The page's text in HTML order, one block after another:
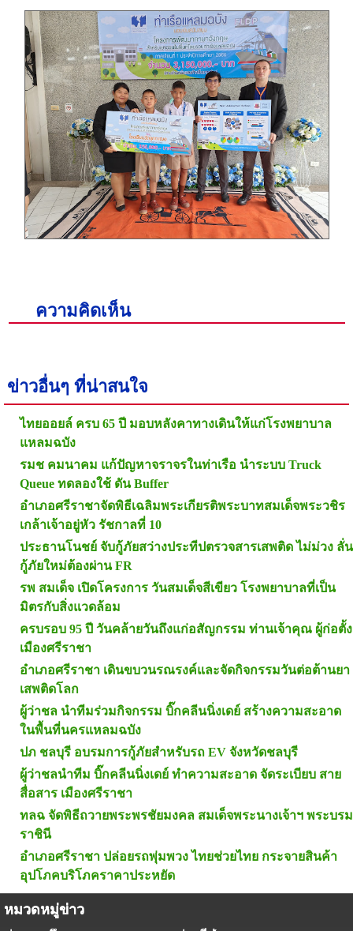
ความคิดเห็น
ข่าวอื่นๆ ที่น่าสนใจ
ไทยออยล์ ครบ 65 ปี มอบหลังคาทางเดินให้แก่โรงพยาบาล
แหลมฉบัง
รมช คมนาคม แก้ปัญหาจราจรในท่าเรือ นำระบบ Truck
Queue ทดลองใช้ ดัน Buffer
อำเภอศรีราชาจัดพิธีเฉลิมพระเกียรติพระบาทสมเด็จพระวชิร
เกล้าเจ้าอยู่หัว รัชกาลที่ 10
ประธานโนชย์ จับกู้ภัยสว่างประทีปตรวจสารเสพติด ไม่ม่วง ลั่น
กู้ภัยใหม่ต้องผ่าน FR
รพ สมเด็จ เปิดโครงการ วันสมเด็จสีเขียว โรงพยาบาลที่เป็น
มิตรกับสิ่งแวดล้อม
ครบรอบ 95 ปี วันคล้ายวันถึงแก่อสัญกรรม ท่านเจ้าคุณ ผู้ก่อตั้ง
เมืองศรีราชา
อำเภอศรีราชา เดินขบวนรณรงค์และจัดกิจกรรมวันต่อต้านยา
เสพติดโลก
ผู้ว่าชล นำทีมร่วมกิจกรรม บิ๊กคลีนนิ่งเดย์ สร้างความสะอาด
ในพื้นที่นครแหลมฉบัง
ปภ ชลบุรี อบรมการกู้ภัยสำหรับรถ EV จังหวัดชลบุรี
ผู้ว่าชลนำทีม บิ๊กคลีนนิ่งเดย์ ทำความสะอาด จัดระเบียบ สาย
สื่อสาร เมืองศรีราชา
ทลฉ จัดพิธีถวายพระพรชัยมงคล สมเด็จพระนางเจ้าฯ พระบรม
ราชินี
อำเภอศรีราชา ปล่อยรถพุ่มพวง ไทยช่วยไทย กระจายสินค้า
อุปโภคบริโภคราคาประหยัด
หมวดหมู่ข่าว